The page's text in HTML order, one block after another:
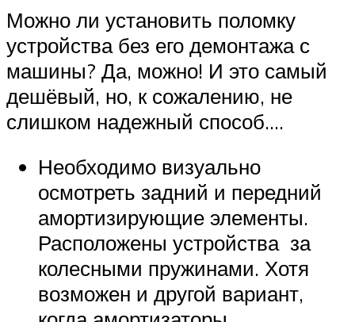
Можно ли установить поломку
устройства без его демонтажа с
машины? Да, можно! И это самый
дешёвый, но, к сожалению, не
слишком надежный способ….
Необходимо визуально
осмотреть задний и передний
амортизирующие элементы.
Расположены устройства за
колесными пружинами. Хотя
возможен и другой вариант,